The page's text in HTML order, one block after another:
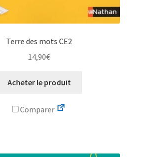
Terre des mots CE2
14,90€
Acheter le produit
Comparer